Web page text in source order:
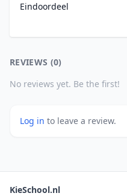
Eindoordeel
REVIEWS (0)
No reviews yet. Be the first!
Log in to leave a review.
KieSchool.nl